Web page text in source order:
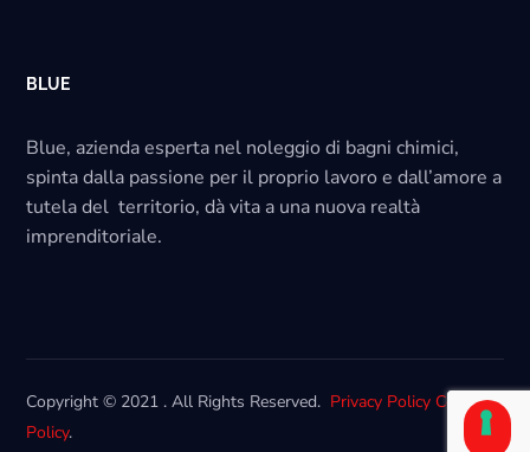
BLUE
Blue, azienda esperta nel noleggio di bagni chimici,
spinta dalla passione per il proprio lavoro e dall’amore a
tutela del territorio, dà vita a una nuova realtà
imprenditoriale.
Copyright © 2021 . All Rights Reserved. Privacy Policy Cookie
Policy.